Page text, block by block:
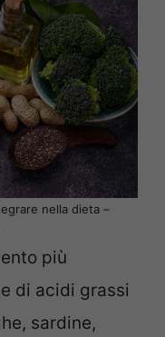
nella dieta –
più
di acidi grassi
sardine,